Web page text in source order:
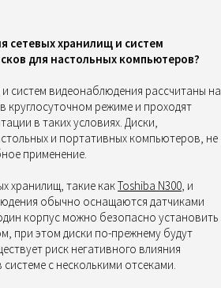
сетевых хранилищ и систем
для настольных компьютеров?
систем видеонаблюдения рассчитаны на
круглосуточном режиме и проходят
в таких условиях. Диски,
и портативных компьютеров, не
применение.
хранилищ, такие какToshiba N300, и
обычно оснащаются датчиками
корпус можно безопасно установить
при этом диски по-прежнему будут
риск негативного влияния
с несколькими отсеками.